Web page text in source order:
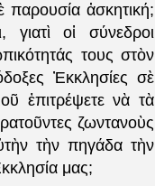
ἀσκητική;
οἱ σύνεδροι
τους στὸν
Ἐκκλησίες σὲ
ἐπιτρέψετε νὰ τὰ
ζωντανοὺς
τὴν πηγάδα τὴν
μας;